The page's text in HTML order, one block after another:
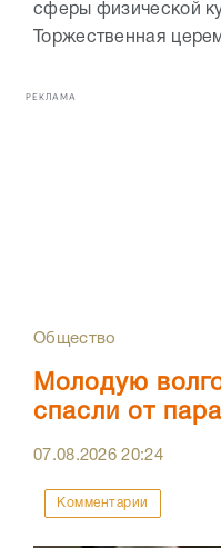
сферы физической
Торжественная
РЕКЛАМА
Общество
Молодую
спасли от
07.08.202620:24
Комментарии